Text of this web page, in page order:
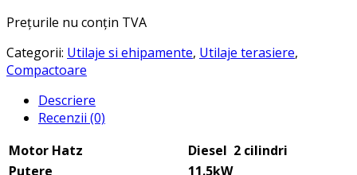
Prețurile nu conțin TVA
Categorii: Utilaje si ehipamente, Utilaje terasiere,
Compactoare
Descriere
Recenzii (0)
Motor Hatz
Diesel 2 cilindri
Putere
11.5kW